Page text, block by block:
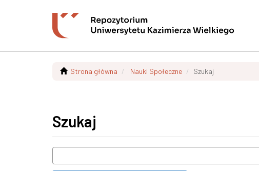
Strona główna Nauki Społeczne Szukaj
Szukaj